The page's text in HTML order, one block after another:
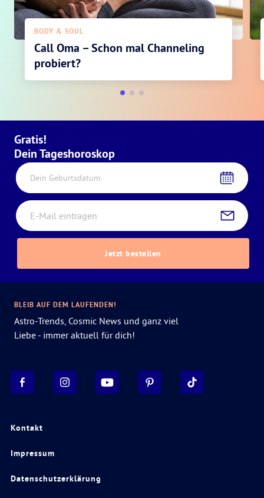
BODY & SOUL
Call Oma – Schon mal Channeling
probiert?
Gratis!
Dein Tageshoroskop
Dein Geburtsdatum
Jetzt bestellen
Kontakt
Impressum
Datenschutzerklärung
BLEIB AUF DEM LAUFENDEN!
Astro-Trends, Cosmic News und ganz viel
Liebe - immer aktuell für dich!